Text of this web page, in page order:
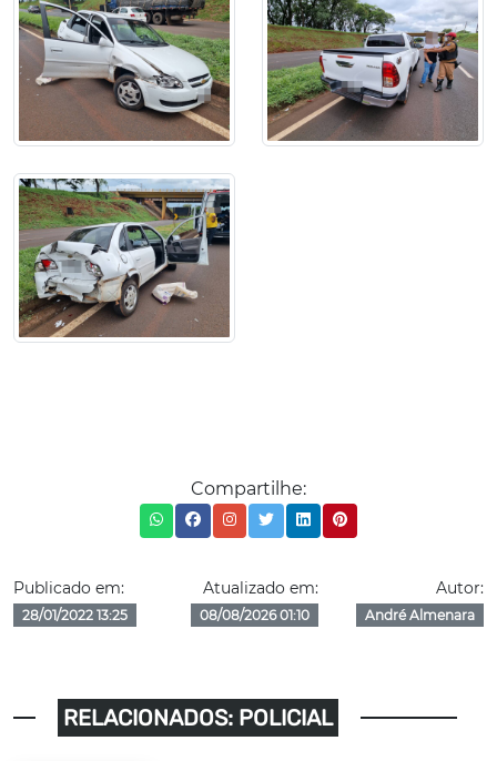
Compartilhe:
Publicado em:
28/01/2022 13:25
Atualizado em:
08/08/2026 01:10
Autor:
André Almenara
RELACIONADOS: POLICIAL